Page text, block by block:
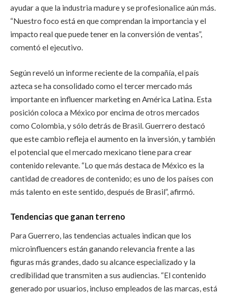
ayudar a que la industria madure y se profesionalice aún más.
“Nuestro foco está en que comprendan la importancia y el
impacto real que puede tener en la conversión de ventas”,
comentó el ejecutivo.
Según reveló un informe reciente de la compañía, el país
azteca se ha consolidado como el tercer mercado más
importante en influencer marketing en América Latina. Esta
posición coloca a México por encima de otros mercados
como Colombia, y sólo detrás de Brasil. Guerrero destacó
que este cambio refleja el aumento en la inversión, y también
el potencial que el mercado mexicano tiene para crear
contenido relevante. “Lo que más destaca de México es la
cantidad de creadores de contenido; es uno de los países con
más talento en este sentido, después de Brasil”, afirmó.
Tendencias que ganan terreno
Para Guerrero, las tendencias actuales indican que los
microinfluencers están ganando relevancia frente a las
figuras más grandes, dado su alcance especializado y la
credibilidad que transmiten a sus audiencias. “El contenido
generado por usuarios, incluso empleados de las marcas, está